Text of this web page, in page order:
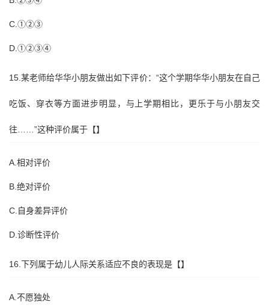
C.①②③
D.①②③④
15.某老师给华华小朋友做出如下评价：“这个学期华华小朋友在自己
吃饭、穿衣等方面进步明显，与上学期相比，更乐于与小朋友交
往……”这种评价属于【】
A.相对评价
B.绝对评价
C.自身差异评价
D.诊断性评价
16.下列属于幼儿人际关系适应不良的表现是【】
A.不愿独处